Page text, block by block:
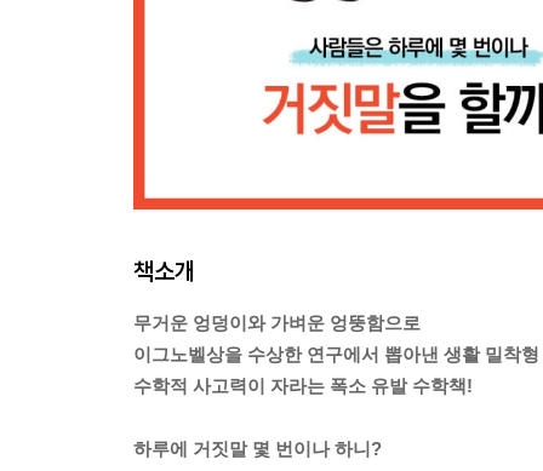
책소개
무거운 엉덩이와 가벼운 엉뚱함으로
이그노벨상을 수상한 연구에서 뽑아낸 생활 밀착
수학적 사고력이 자라는 폭소 유발 수학책!
하루에 거짓말 몇 번이나 하니?